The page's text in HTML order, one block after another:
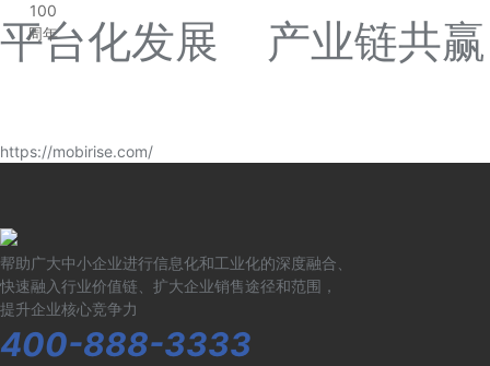
100
周年
平台化发展 产业链共赢
https://mobirise.com/
帮助广大中小企业进行信息化和工业化的深度融合、
快速融入行业价值链、扩大企业销售途径和范围，
提升企业核心竞争力
400-888-3333